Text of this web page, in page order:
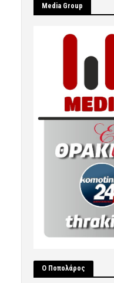
Μedia Group
Ο Ποπολάρος